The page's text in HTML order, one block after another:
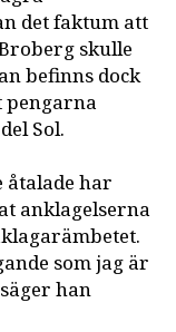
det faktum att
skulle
befinns dock
pengarna
Sol.
har
anklagelserna
som jag är
han